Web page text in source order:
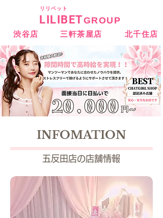
​リリベット
LILIBETGROUP
渋谷店 三軒茶屋店 北千住店
INFOMATION
五反田店の店舗情報